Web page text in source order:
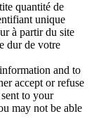
quantité de
unique
à partir du site
dur de votre
and to
accept or refuse
to your
may not be able